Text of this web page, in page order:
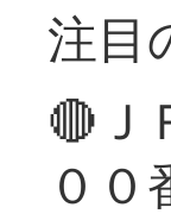
注目
🔴Ｊ
００